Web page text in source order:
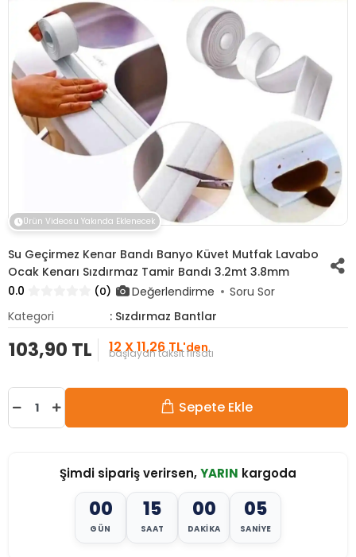
Ürün Videosu Yakında Eklenecek
Su Geçirmez Kenar Bandı Banyo Küvet Mutfak Lavabo
Ocak Kenarı Sızdırmaz Tamir Bandı 3.2mt 3.8mm
0.0
(0) Değerlendirme
Soru Sor
Kategori
: Sızdırmaz Bantlar
103,90 TL 12 X 11,26 TL'den
başlayan taksit fırsatı
Sepete Ekle
Şimdi sipariş verirsen,YARIN kargoda
00
GÜN
15
SAAT
00
DAKIKA
02
SANIYE